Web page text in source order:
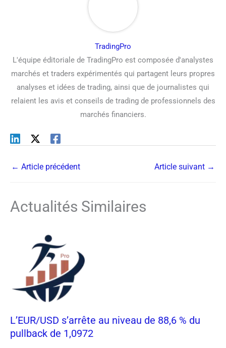
TradingPro
L'équipe éditoriale de TradingPro est composée d'analystes
marchés et traders expérimentés qui partagent leurs propres
analyses et idées de trading, ainsi que de journalistes qui
relaient les avis et conseils de trading de professionnels des
marchés financiers.
← Article précédent Article suivant →
Actualités Similaires
L’EUR/USD s’arrête au niveau de 88,6 % du
pullback de 1,0972